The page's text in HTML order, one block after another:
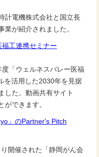
計電機株式会社と国立長
業が紹介されました。
工連携セミナー
「ウェルネスバレー医福
を活用した2030年を見据
した。動画共有サイト
ができます。
」のPartner's Pitch
開催された「静岡がん会